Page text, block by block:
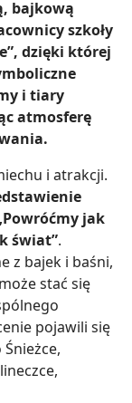
bajkową
szkoły
dzięki której
i tiary
atmosferę
i atrakcji.
jak
świat”.
z bajek i baśni,
stać się
pojawili się